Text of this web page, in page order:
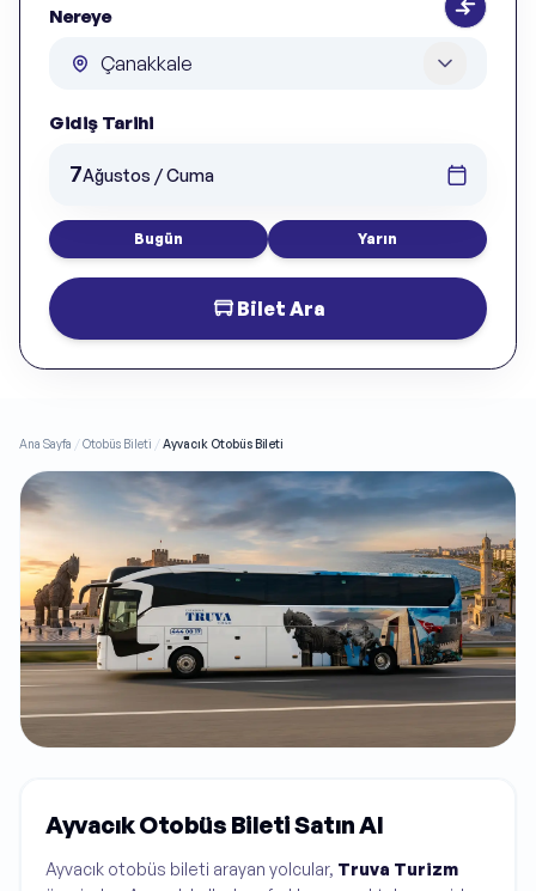
Nereye
Gidiş Tarihi
7Ağustos / Cuma
Bugün Yarın
Bilet Ara
Ana Sayfa /Otobüs Bileti /Ayvacık Otobüs Bileti
Ayvacık Otobüs Bileti Satın Al
Ayvacık otobüs bileti arayan yolcular, Truva Turizm